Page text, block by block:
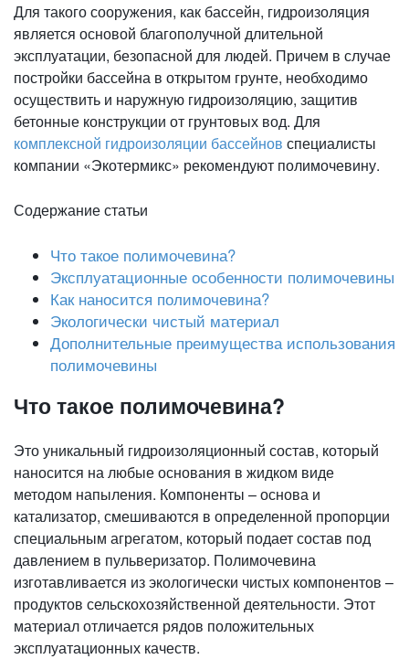
Для такого сооружения, как бассейн, гидроизоляция
является основой благополучной длительной
эксплуатации, безопасной для людей. Причем в случае
постройки бассейна в открытом грунте, необходимо
осуществить и наружную гидроизоляцию, защитив
бетонные конструкции от грунтовых вод. Для
комплексной гидроизоляции бассейнов специалисты
компании «Экотермикс» рекомендуют полимочевину.
Содержание статьи
Что такое полимочевина?
Эксплуатационные особенности полимочевины
Как наносится полимочевина?
Экологически чистый материал
Дополнительные преимущества использования
полимочевины
Что такое полимочевина?
Это уникальный гидроизоляционный состав, который
наносится на любые основания в жидком виде
методом напыления. Компоненты – основа и
катализатор, смешиваются в определенной пропорции
специальным агрегатом, который подает состав под
давлением в пульверизатор. Полимочевина
изготавливается из экологически чистых компонентов –
продуктов сельскохозяйственной деятельности. Этот
материал отличается рядов положительных
эксплуатационных качеств.